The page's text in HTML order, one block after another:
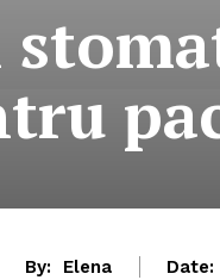
By: Elena Date: